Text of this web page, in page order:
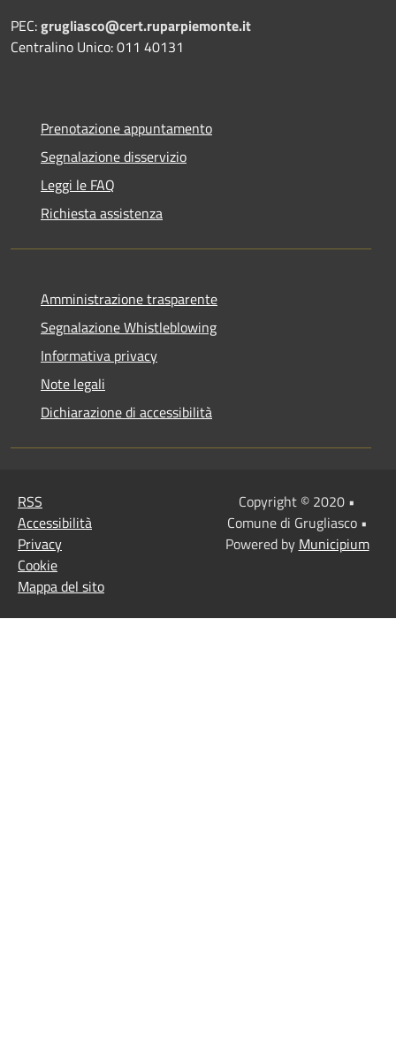
PEC:grugliasco@cert.ruparpiemonte.it
Centralino Unico: 011 40131
Prenotazione appuntamento
Segnalazione disservizio
Leggi le FAQ
Richiesta assistenza
Amministrazione trasparente
Segnalazione Whistleblowing
Informativa privacy
Note legali
Dichiarazione di accessibilità
RSS
Accessibilità
Privacy
Cookie
Mappa del sito
Copyright © 2020 •
Comune di Grugliasco •
Powered by Municipium